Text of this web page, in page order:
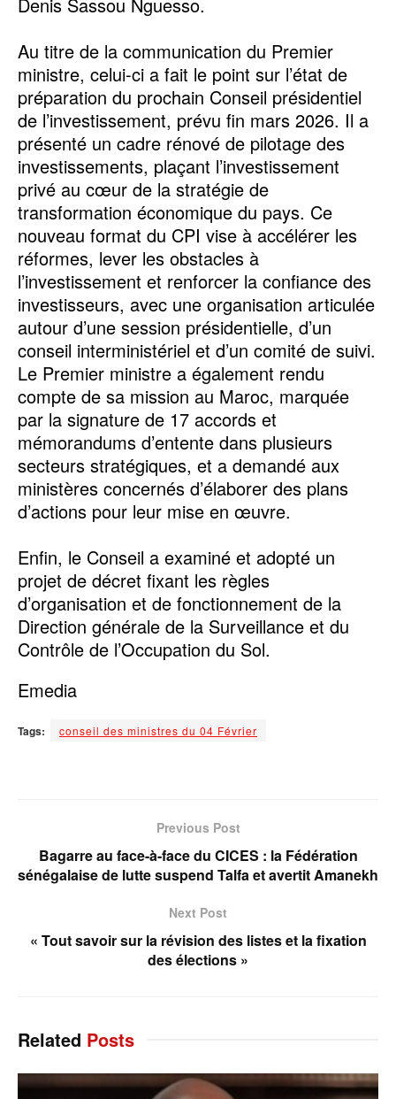
Au titre de la communication du Premier
ministre, celui-ci a fait le point sur l’état de
préparation du prochain Conseil présidentiel
de l’investissement, prévu fin mars 2026. Il a
présenté un cadre rénové de pilotage des
investissements, plaçant l’investissement
privé au cœur de la stratégie de
transformation économique du pays. Ce
nouveau format du CPI vise à accélérer les
réformes, lever les obstacles à
l’investissement et renforcer la confiance des
investisseurs, avec une organisation articulée
autour d’une session présidentielle, d’un
conseil interministériel et d’un comité de suivi.
Le Premier ministre a également rendu
compte de sa mission au Maroc, marquée
par la signature de 17 accords et
mémorandums d’entente dans plusieurs
secteurs stratégiques, et a demandé aux
ministères concernés d’élaborer des plans
d’actions pour leur mise en œuvre.
Enfin, le Conseil a examiné et adopté un
projet de décret fixant les règles
d’organisation et de fonctionnement de la
Direction générale de la Surveillance et du
Contrôle de l’Occupation du Sol.
Emedia
Tags: conseil des ministres du 04 Février
Previous Post
Bagarre au face-à-face du CICES : la Fédération
sénégalaise de lutte suspend Talfa et avertit Amanekh
Next Post
« Tout savoir sur la révision des listes et la fixation
des élections »
Related Posts